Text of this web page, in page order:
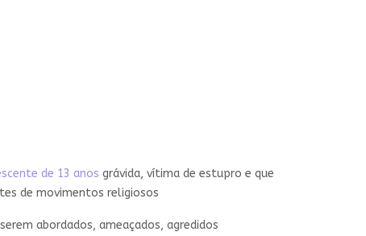
de 13 anos grávida, vítima de estupro e que
de movimentos religiosos
abordados, ameaçados, agredidos